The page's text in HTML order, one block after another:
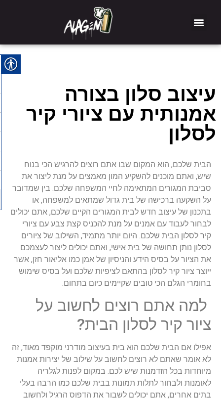
עיצוב סלון ‏בצורה
אמנותית עם ציורי קיר
לסלון
הבית שלכם, הוא המקום שבו אתם רוצים להרגיש הכי בנוח
שיש, ואתם מוכנים להשקיע המון מאמצים על מנת ליצור את
סביבת המגורים המתאימה לחיי המשפחה שלכם. בין שמדובר
על השקעה ברכישה של בית גדול שמתאים למשפחה, או
בתכנון של עיצוב חדש לבית המגורים הקיים שלכם, אתם יכולים
‏לבחור לעבוד עם אמנים על מנת להכניס קצת צבע עם ציורי
קיר לסלון הבית שלכם. היום יותר מתמיד, השילוב של ציורים
לסלון נותן תחושה של בית אישי, ‏ואתם יכולים ליצור לעצמכם
את הציור על בסיס הידע והניסיון של אמן כמו אליאור חזן, אשר
ייוצר ציור קיר לסלון בהתאם לציפיות שלכם ועל בסיס שימוש
בחומרי הגלם הכי טובים שקיימים כיום בתחום.
‏ ‏למה אתם רוצים לחשוב על
ציור קיר לסלון הבית?
‏אפילו אם הבית שלכם הוא ‏בית בעיצוב מודרני מוקפד מאוד, זה
לא אומר שאתם לא רוצים לחשוב על שילוב של יצירות אמנות
מיוחדות בכל הזדמנות שיש לכם. ‏במקום לפנות לגלריה
לאומנות ולבחור ‏לתלות תמונות בבית שלכם כמו הרבה בעלי
בתים אחרים, אתם יכולים לשבור את הדפוס הרגיל ולחשוב